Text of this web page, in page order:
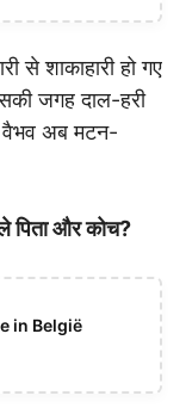
से शाकाहारी हो गए
जगह दाल-हरी
वैभव अब मटन-
पिता और कोच?
in België